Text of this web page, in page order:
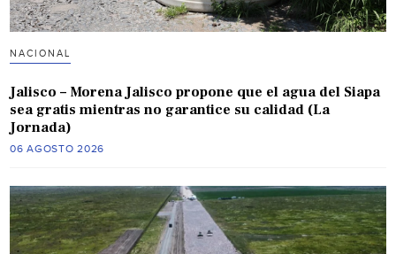
NACIONAL
Jalisco – Morena Jalisco propone que el agua del Siapa
sea gratis mientras no garantice su calidad (La
Jornada)
06 AGOSTO 2026